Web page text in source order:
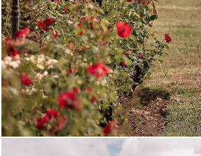
3619 19